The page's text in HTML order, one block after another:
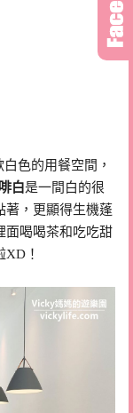
色的用餐空間，
白是一間白的很
著，更顯得生機蓬
面喝喝茶和吃吃甜
！